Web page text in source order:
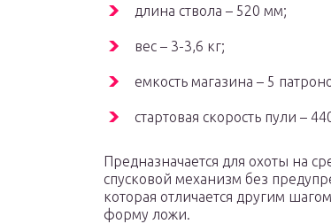
длина ствола – 520 мм;
вес – 3-3,6 кг;
емкость магазина – 5
стартовая скорость пули –
Предназначается для охоты на
спусковой механизм без
которая отличается другим
форму ложи.